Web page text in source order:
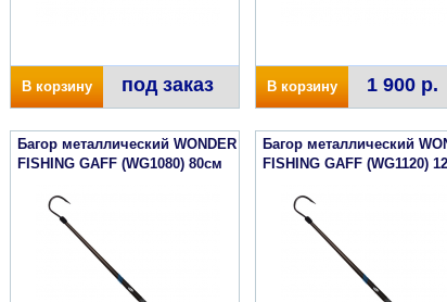
В корзину под заказ В корзину 1 900 р.
Багор металлический WONDER
FISHING GAFF (WG1080) 80см
Багор металлический
FISHING GAFF (WG1120)